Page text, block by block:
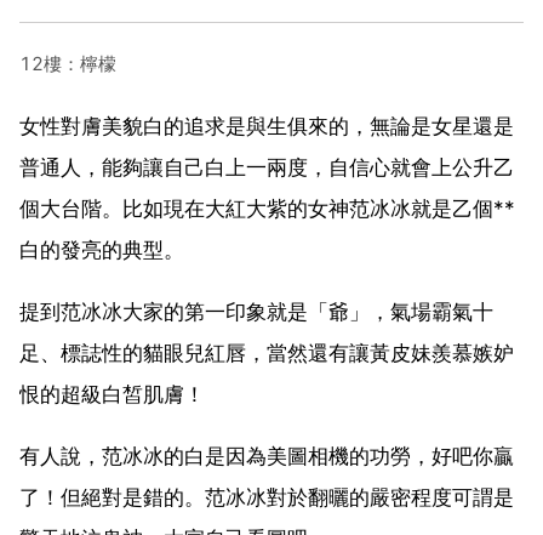
12樓：檸檬
女性對膚美貌白的追求是與生俱來的，無論是女星還是
普通人，能夠讓自己白上一兩度，自信心就會上公升乙
個大台階。比如現在大紅大紫的女神范冰冰就是乙個**
白的發亮的典型。
提到范冰冰大家的第一印象就是「爺」，氣場霸氣十
足、標誌性的貓眼兒紅唇，當然還有讓黃皮妹羨慕嫉妒
恨的超級白皙肌膚！
有人說，范冰冰的白是因為美圖相機的功勞，好吧你贏
了！但絕對是錯的。范冰冰對於翻曬的嚴密程度可謂是